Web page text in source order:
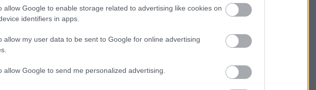
allow Google to enable storage related to advertising like cookies on
identifiers in apps.
allow my user data to be sent to Google for online advertising
allow Google to send me personalized advertising.
mérföldköve a felülvizsgálat
árnyékában?
és közműhálózatának fejlesztése